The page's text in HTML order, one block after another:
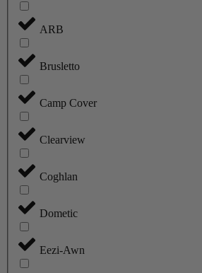
ARB
Brusletto
Camp Cover
Clearview
Coghlan
Dometic
Eezi-Awn